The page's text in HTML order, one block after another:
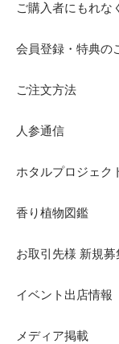
ご購入者にもれな
会員登録・特典の
ご注文方法
人参通信
ホタルプロジェク
香り植物図鑑
お取引先様 新規
イベント出店情報
メディア掲載